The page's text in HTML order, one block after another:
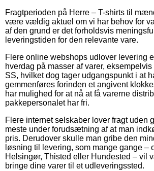
Fragtperioden på Herre – T-shirts til
være vældig aktuel om vi har behov for
af den grund er det forholdsvis
leveringstiden for den relevante vare.
Flere online webshops udlover levering
hverdag på masser af varer,
SS, hvilket dog tager udgangspunkt i at
gemmenføres forinden et angivent
har mulighed for at nå at få varerne
pakkepersonalet har fri.
Flere internet selskaber lover fragt uden
meste under forudsætning af at man
pris. Derudover skulle man gribe den
løsning til levering, som mange gange –
Helsingør, Thisted eller Hundested – vil
bringe dine varer til et udleveringssted.